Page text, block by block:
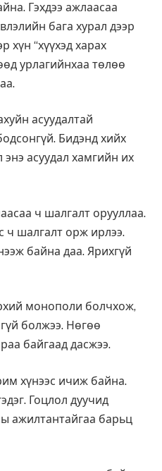
Гэхдээ ажлаасаа
бага хурал дээр
хүн “хүүхэд харах
урлагийнхаа төлөө
асуудалтай
Бидэнд хийх
асуудал хамгийн их
ч шалгалт орууллаа.
ч шалгалт орж ирлээ.
байна даа. Ярихгүй
монополи болчхож,
болжээ. Нөгөө
байгаад дасжээ.
хүнээс ичиж байна.
Гоцлол дуучид
ажилтантайгаа барьц